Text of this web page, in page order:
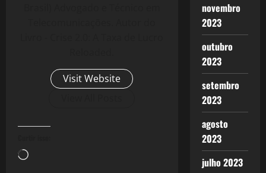
Visit Website
Carregando...
novembro
2023
outubro
2023
setembro
2023
agosto
2023
julho 2023